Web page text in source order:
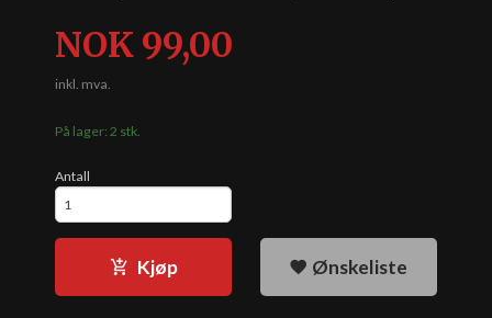
Pris
NOK 99,00
inkl. mva.
På lager: 2 stk.
Antall
Kjøp Ønskeliste